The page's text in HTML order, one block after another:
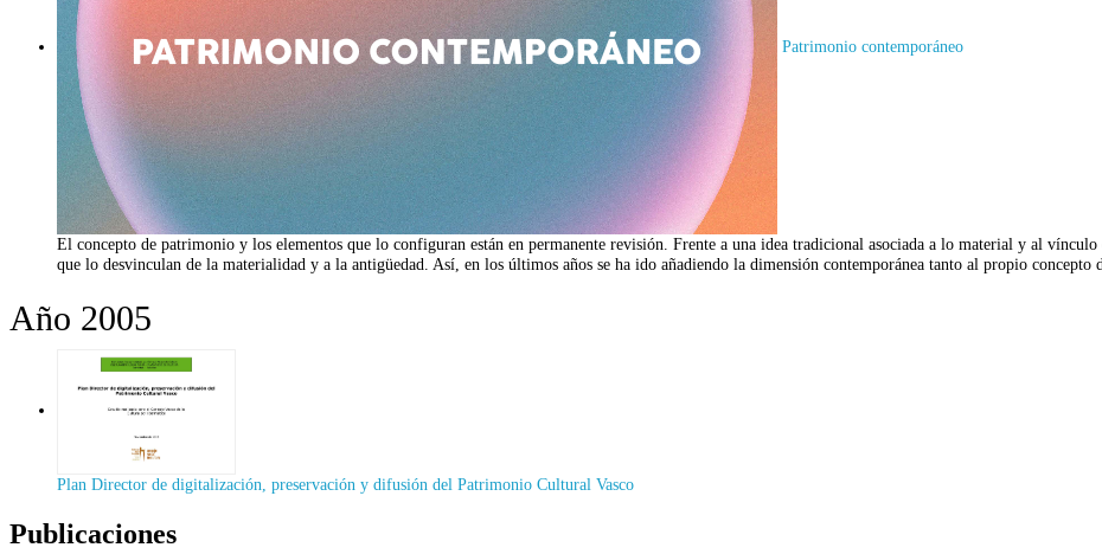
Patrimonio contemporáneo
El concepto de patrimonio y los elementos que lo configuran están en permanente revisión. Frente a una idea tradicional asociada a lo material y al
que lo desvinculan de la materialidad y a la antigüedad. Así, en los últimos años se ha ido añadiendo la dimensión contemporánea tanto al propio concepto
Año 2005
Plan Director de digitalización, preservación y difusión del Patrimonio Cultural Vasco
Publicaciones